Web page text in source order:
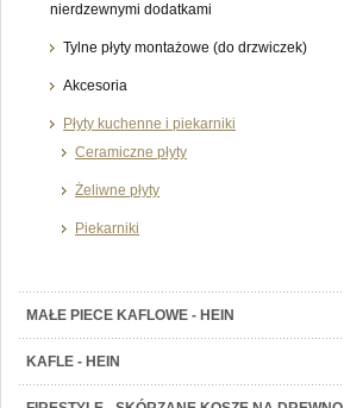
nierdzewnymi dodatkami
Tylne płyty montażowe (do drzwiczek)
Akcesoria
Płyty kuchenne i piekarniki
Ceramiczne płyty
Żeliwne płyty
Piekarniki
MAŁE PIECE KAFLOWE - HEIN
KAFLE - HEIN